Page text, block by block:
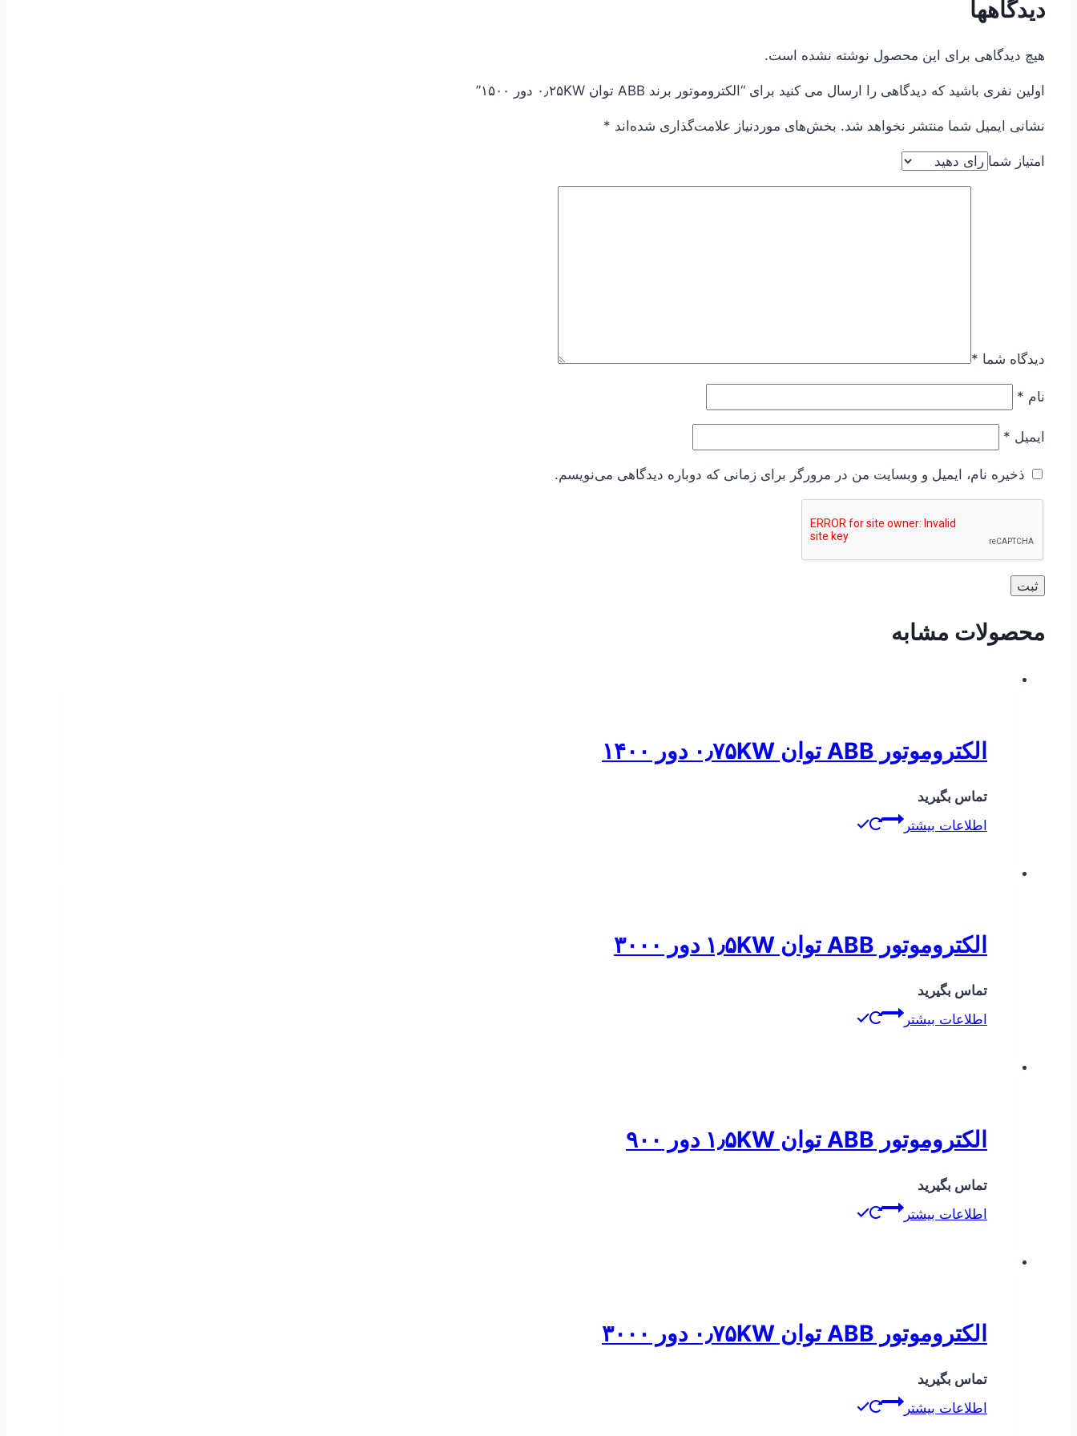
دیدگاهها
هیچ دیدگاهی برای این محصول نوشته نشده است.
اولین نفری باشید که دیدگاهی را ارسال می کنید برای “الکتروموتور برند ABB توان ۰٫۲۵KW دور ۱۵۰۰”
نشانی ایمیل شما منتشر نخواهد شد. بخش‌های موردنیاز علامت‌گذاری شده‌اند *
امتیاز شما
دیدگاه شما *
نام *
ایمیل *
ذخیره نام، ایمیل و وبسایت من در مرورگر برای زمانی که دوباره دیدگاهی می‌نویسم.
محصولات مشابه
الکتروموتور ABB توان ۰٫۷۵KW دور ۱۴۰۰
تماس بگیرید
اطلاعات بیشتر
الکتروموتور ABB توان ۱٫۵KW دور ۳۰۰۰
تماس بگیرید
اطلاعات بیشتر
الکتروموتور ABB توان ۱٫۵KW دور ۹۰۰
تماس بگیرید
اطلاعات بیشتر
الکتروموتور ABB توان ۰٫۷۵KW دور ۳۰۰۰
تماس بگیرید
اطلاعات بیشتر